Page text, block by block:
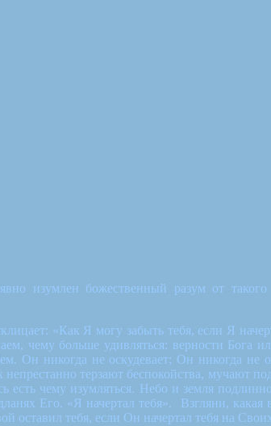
изумлен божественный разум от
«Как Я могу забыть тебя, если Я
чему больше удивляться: верности Бога
Он никогда не оскудевает; Он никогда
терзают беспокойства, мучают
чему изумляться. Небо и земля
Его. «Я начертал тебя». Взгляни, какая
оставил тебя, если Он начертал тебя на